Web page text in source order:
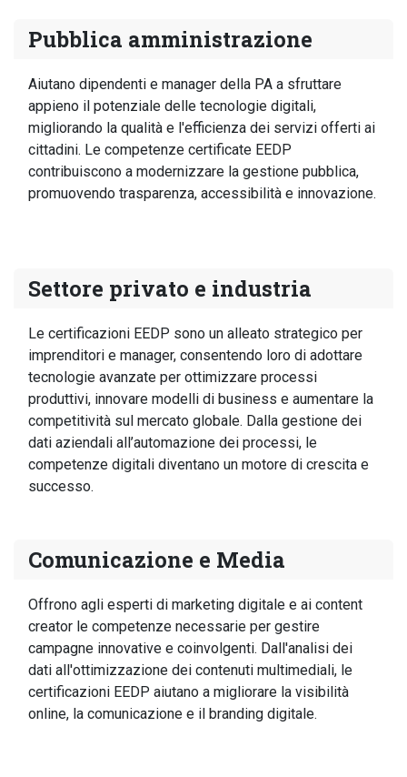
Pubblica amministrazione
Aiutano dipendenti e manager della PA a sfruttare
appieno il potenziale delle tecnologie digitali,
migliorando la qualità e l'efficienza dei servizi offerti ai
cittadini. Le competenze certificate EEDP
contribuiscono a modernizzare la gestione pubblica,
promuovendo trasparenza, accessibilità e innovazione.
Settore privato e industria
Le certificazioni EEDP sono un alleato strategico per
imprenditori e manager, consentendo loro di adottare
tecnologie avanzate per ottimizzare processi
produttivi, innovare modelli di business e aumentare la
competitività sul mercato globale. Dalla gestione dei
dati aziendali all’automazione dei processi, le
competenze digitali diventano un motore di crescita e
successo.
Comunicazione e Media
Offrono agli esperti di marketing digitale e ai content
creator le competenze necessarie per gestire
campagne innovative e coinvolgenti. Dall'analisi dei
dati all'ottimizzazione dei contenuti multimediali, le
certificazioni EEDP aiutano a migliorare la visibilità
online, la comunicazione e il branding digitale.